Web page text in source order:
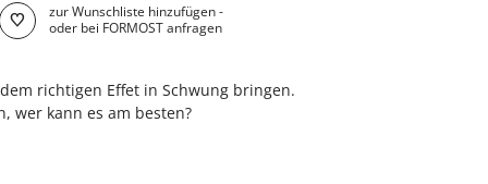
zur Wunschliste hinzufügen -
oder bei FORMOST anfragen
richtigen Effet in Schwung bringen.
wer kann es am besten?